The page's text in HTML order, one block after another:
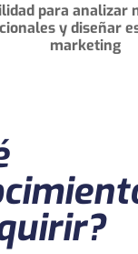
para analizar
y diseñar
marketing